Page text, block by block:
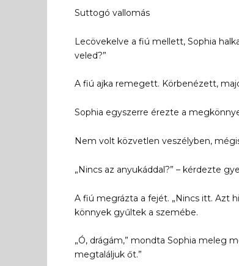
Suttogó vallomás
Lecövekelve a fiú mellett, Sophia
veled?”
A fiú ajka remegett. Körbenézett,
Sophia egyszerre érezte a
Nem volt közvetlen veszélyben,
„Nincs az anyukáddal?” – kérdezte
A fiú megrázta a fejét. „Nincs itt. Azt
könnyek gyűltek a szemébe.
„Ó, drágám,” mondta Sophia meleg
megtaláljuk őt.”